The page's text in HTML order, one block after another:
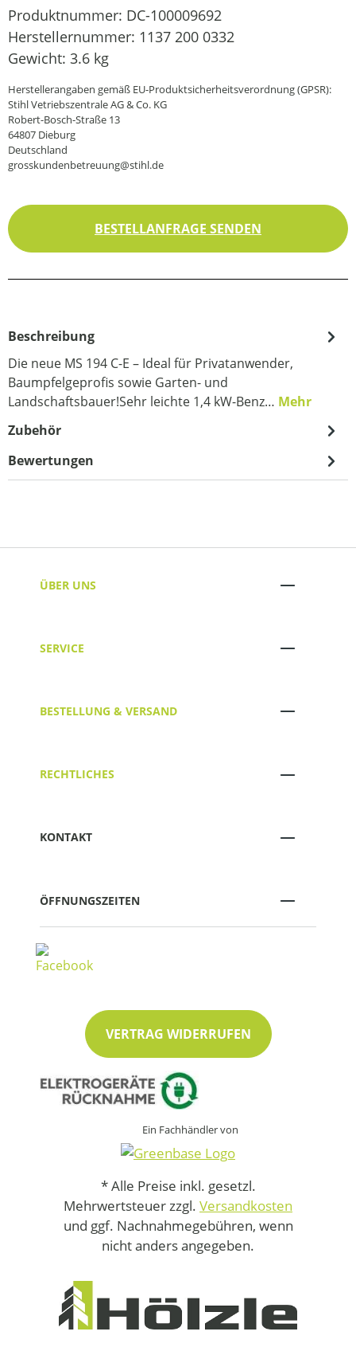
Produktnummer: DC-100009692
Herstellernummer: 1137 200 0332
Gewicht: 3.6 kg
Herstellerangaben gemäß EU-Produktsicherheitsverordnung (GPSR):
Stihl Vetriebszentrale AG & Co. KG
Robert-Bosch-Straße 13
64807 Dieburg
Deutschland
grosskundenbetreuung@stihl.de
BESTELLANFRAGE SENDEN
Beschreibung
Die neue MS 194 C-E – Ideal für Privatanwender,
Baumpfelgeprofis sowie Garten- und
Landschaftsbauer!Sehr leichte 1,4 kW-Benz… Mehr
Zubehör
Bewertungen
ÜBER UNS
SERVICE
BESTELLUNG & VERSAND
RECHTLICHES
KONTAKT
ÖFFNUNGSZEITEN
VERTRAG WIDERRUFEN
Ein Fachhändler von
* Alle Preise inkl. gesetzl.
Mehrwertsteuer zzgl. Versandkosten
und ggf. Nachnahmegebühren, wenn
nicht anders angegeben.